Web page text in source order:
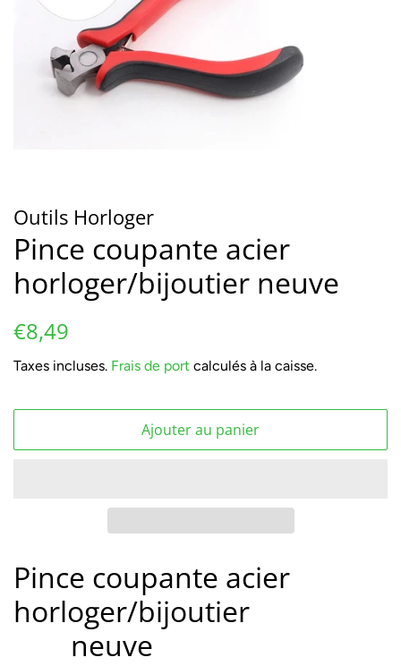
Outils Horloger
Pince coupante acier
horloger/bijoutier neuve
Prix
€8,49
Taxes incluses. Frais de port calculés à la caisse.
Ajouter au panier
Pince coupante acier
horloger/bijoutier
neuve